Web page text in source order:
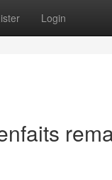
Login